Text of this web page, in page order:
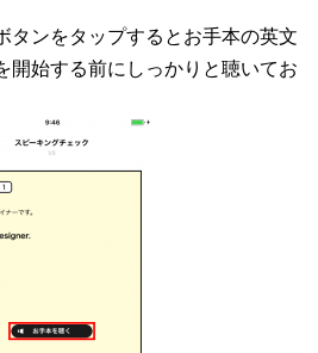
タンをタップするとお手本の英文
開始する前にしっかりと聴いてお